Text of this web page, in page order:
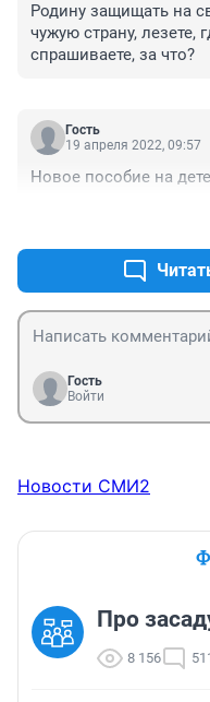
Родину защищать на
чужую страну, лезете,
спрашиваете, за что?
Гость
19 апреля 2022, 09:57
Новое пособие на
Гость
Войти
Новости СМИ2
Про
8 156